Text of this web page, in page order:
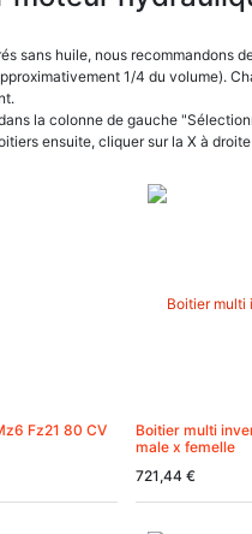
sans huile, nous recommandons
1/4 du volume).
la colonne de gauche
ensuite, cliquer sur la X à
Fz21 80 CV
Boitier multi
male x femelle
721,44 €